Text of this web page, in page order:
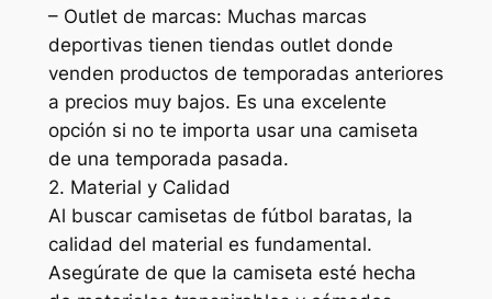
– Outlet de marcas: Muchas marcas
deportivas tienen tiendas outlet donde
venden productos de temporadas anteriores
a precios muy bajos. Es una excelente
opción si no te importa usar una camiseta
de una temporada pasada.
2. Material y Calidad
Al buscar camisetas de fútbol baratas, la
calidad del material es fundamental.
Asegúrate de que la camiseta esté hecha